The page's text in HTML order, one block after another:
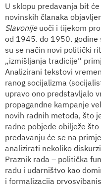
U sklopu predavanja bit
novinskih članaka
Slavonijeuoči i tijekom
od 1945. do 1950. godine
su se način novi politički
„izmišljanja tradicije“
Analizirani tekstovi
ranog socijalizma
upravo ono predstavljalo
propagandne kampanje
novih radnih metoda, što
radne pobjede obilježe
predavanju će se na
analizirati nekoliko
Praznik rada – politička
radu i udarništvo kao
i formalizacija